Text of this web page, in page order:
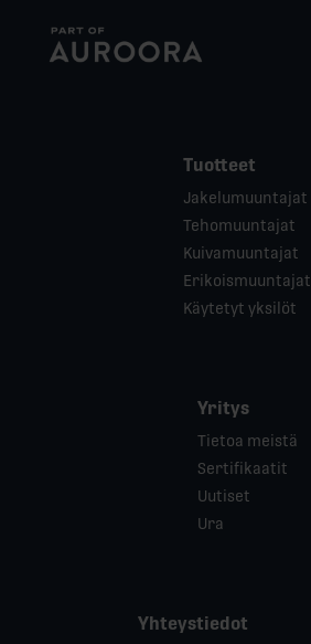
Tuotteet
Jakelumuuntajat
Tehomuuntajat
Kuivamuuntajat
Erikoismuuntajat
Käytetyt yksilöt
Yritys
Tietoa meistä
Sertifikaatit
Uutiset
Ura
Yhteystiedot